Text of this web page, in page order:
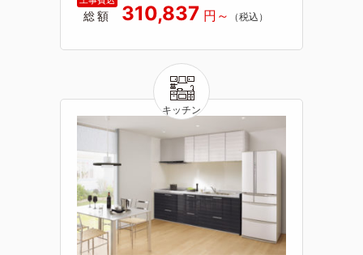
総額 310,837